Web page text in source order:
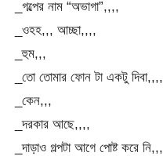
_গল্পের নাম “অভাগা”,,,,
_ওহহ,,, আচ্ছা,,,,
_হুম,,,
_তো তোমার ফোন টা একটু দিবা,,,,
_কেন,,,
_দরকার আছে,,,,
_দাড়াও গল্পটা আগে পোষ্ট করে নি,,,